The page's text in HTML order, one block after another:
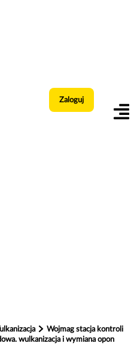
Zaloguj
Wojmag stacja kontroli
wulkanizacja i wymiana opon